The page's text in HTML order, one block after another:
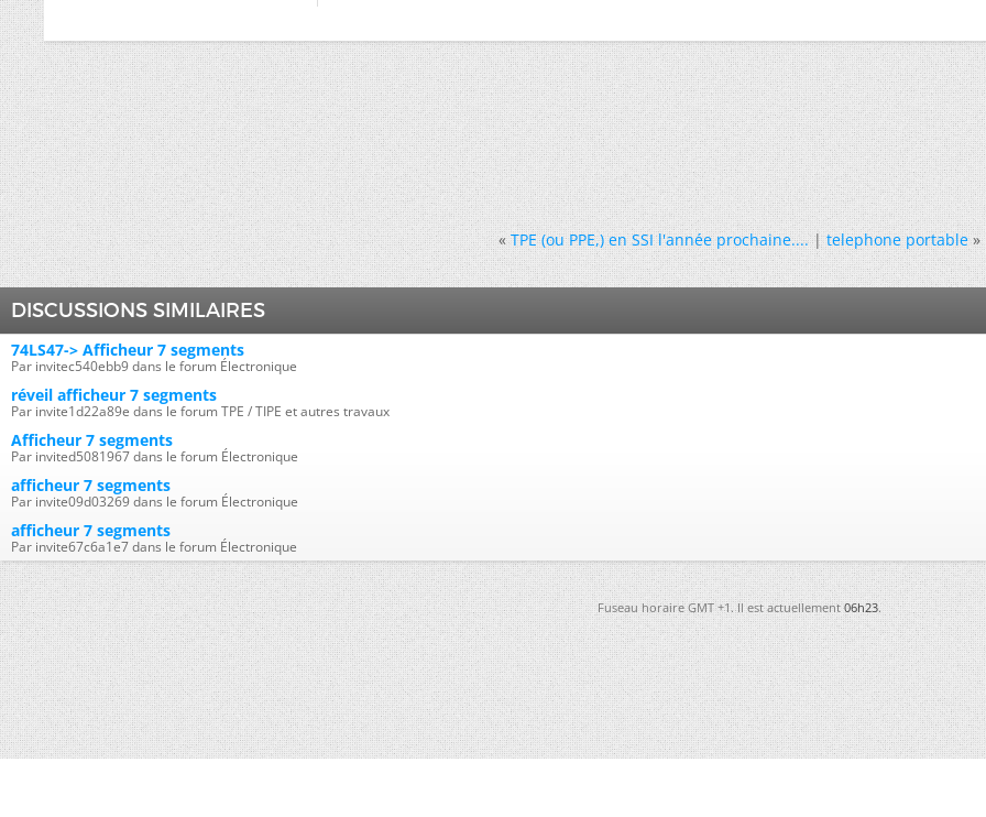
« TPE (ou PPE,) en SSI l'année prochaine....|telephone portable »
DISCUSSIONS SIMILAIRES
74LS47-> Afficheur 7 segments
Par invitec540ebb9 dans le forum Électronique
réveil afficheur 7 segments
Par invite1d22a89e dans le forum TPE / TIPE et autres travaux
Afficheur 7 segments
Par invited5081967 dans le forum Électronique
afficheur 7 segments
Par invite09d03269 dans le forum Électronique
afficheur 7 segments
Par invite67c6a1e7 dans le forum Électronique
Fuseau horaire GMT +1. Il est actuellement06h23.